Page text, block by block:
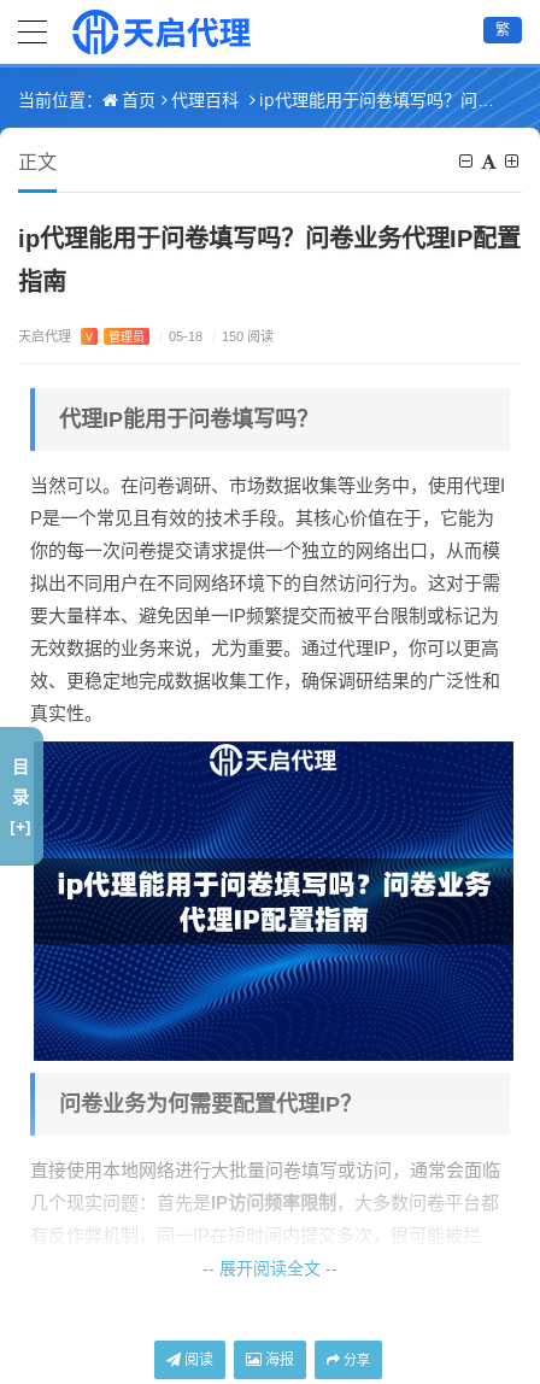
繁
当前位置： 首页 代理百科 ip代理能用于问卷填写吗？问卷业务代理IP配置指南
正文
ip代理能用于问卷填写吗？问卷业务代理IP配置
指南
天启代理 V 管理员 / 05-18 / 150 阅读
代理IP能用于问卷填写吗？
当然可以。在问卷调研、市场数据收集等业务中，使用代理I
P是一个常见且有效的技术手段。其核心价值在于，它能为
你的每一次问卷提交请求提供一个独立的网络出口，从而模
拟出不同用户在不同网络环境下的自然访问行为。这对于需
要大量样本、避免因单一IP频繁提交而被平台限制或标记为
无效数据的业务来说，尤为重要。通过代理IP，你可以更高
效、更稳定地完成数据收集工作，确保调研结果的广泛性和
真实性。
问卷业务为何需要配置代理IP？
直接使用本地网络进行大批量问卷填写或访问，通常会面临
几个现实问题：首先是IP访问频率限制 ，大多数问卷平台都
有反作弊机制，同一IP在短时间内提交多次，很可能被拦
截，导致后续提交全部失败。其次是数据样本单一性受限
多个账号行为容易被平台关联风控。
-- 展开阅读全文 --
阅读 海报 分享
目
录
[+]